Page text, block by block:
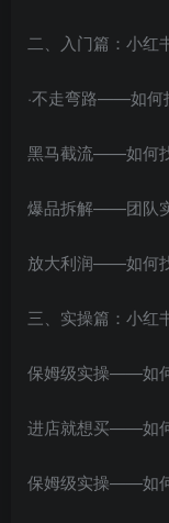
二、入门篇：小红
·不走弯路——如何
黑马截流——如何
爆品拆解——团队
放大利润——如何
三、实操篇：小红
保姆级实操——如
进店就想买——如
保姆级实操——如